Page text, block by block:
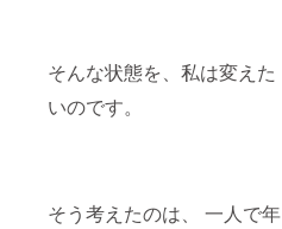
そんな状態を、私は変えた
いのです。
そう考えたのは、 一人で年